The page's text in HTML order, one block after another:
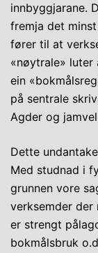
innbyggjarane.
fremja det
fører til at
«nøytrale»
ein
på sentrale
Agder og
Dette
Med studnad i
grunnen vore
verksemder der
er strengt
bokmålsbruk